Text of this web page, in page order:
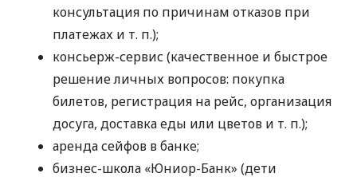
консультация по причинам отказов при
платежах и т. п.);
консьерж-сервис (качественное и быстрое
решение личных вопросов: покупка
билетов, регистрация на рейс, организация
досуга, доставка еды или цветов и т. п.);
аренда сейфов в банке;
бизнес-школа «Юниор-Банк» (дети